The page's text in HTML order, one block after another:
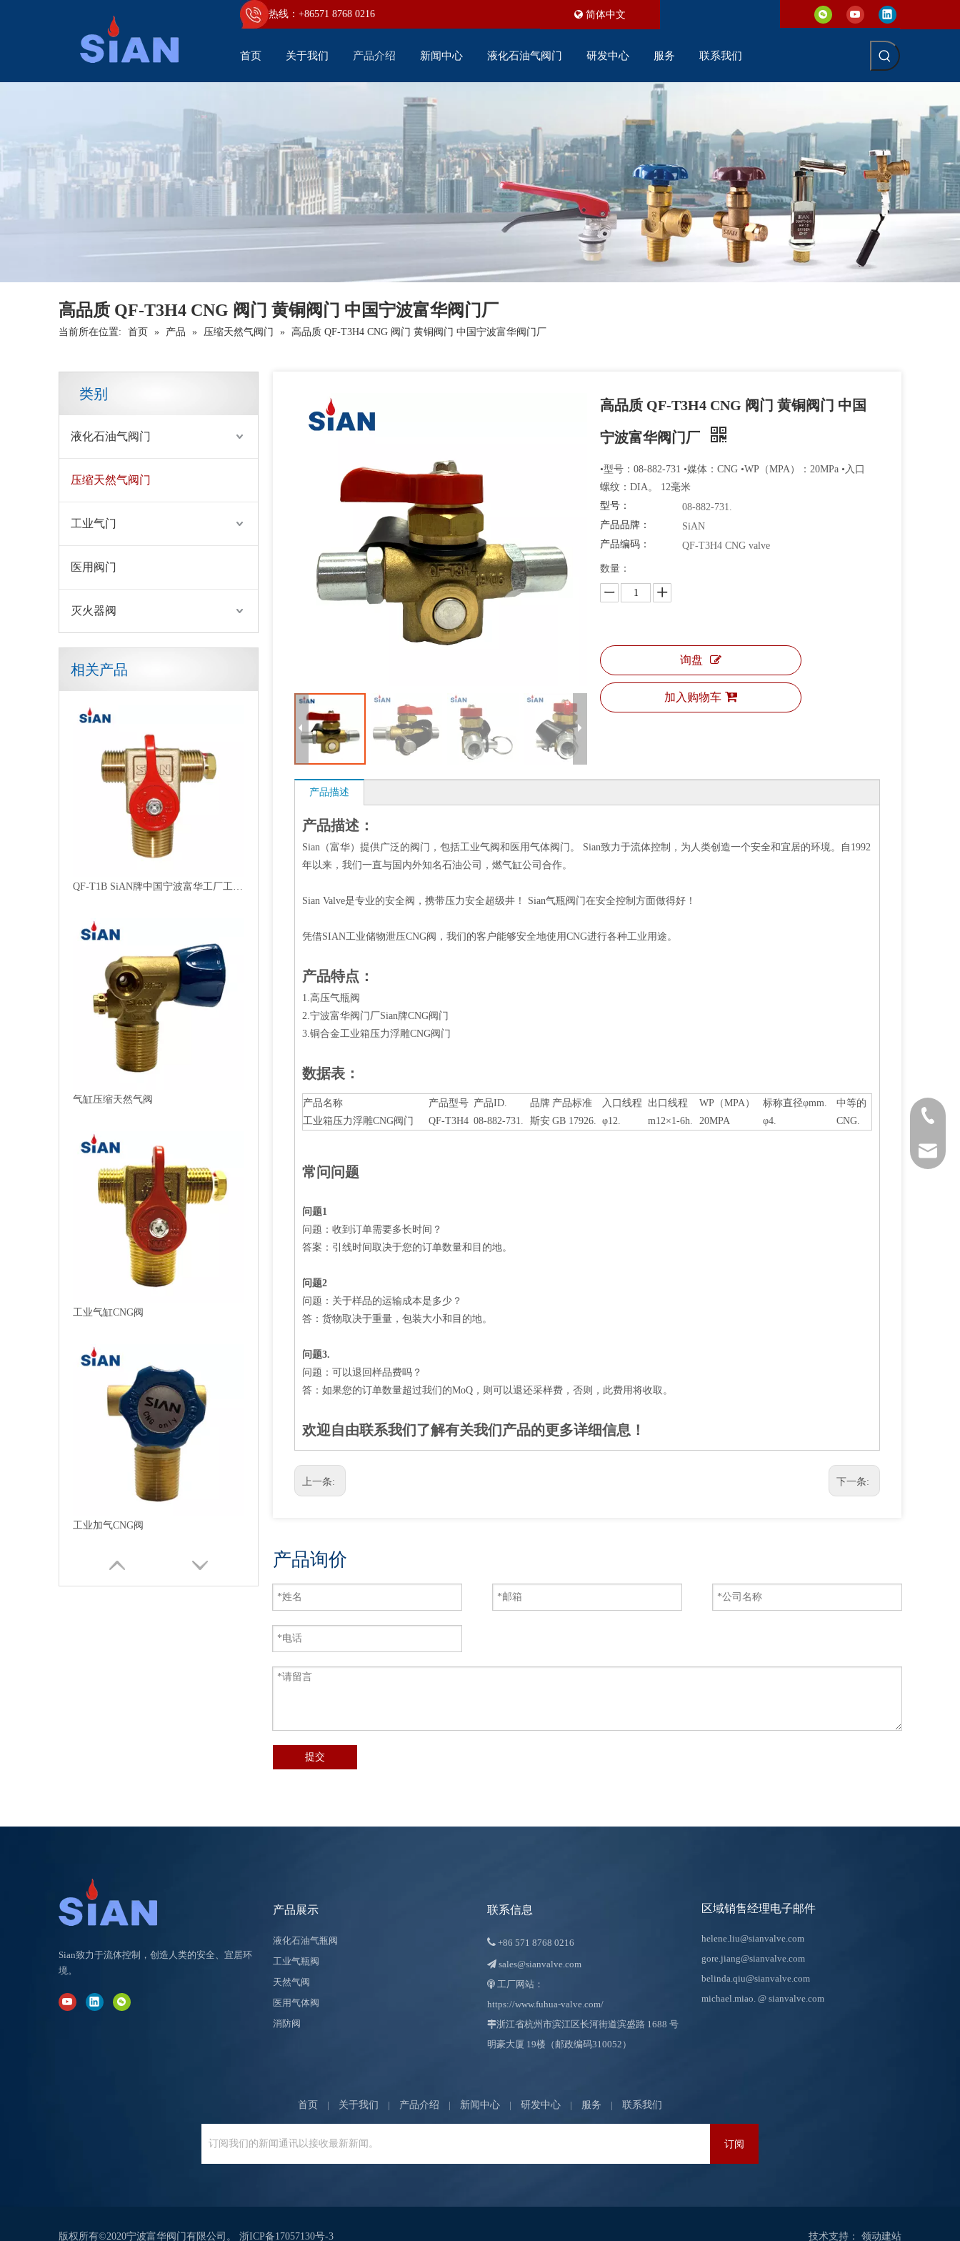
热线：+86571 8768 0216 简体中文
首页 关于我们 产品介绍 新闻中心 液化石油气阀门 研发中心 服务 联系我们
高品质 QF-T3H4 CNG 阀门 黄铜阀门 中国宁波富华阀门厂
当前所在位置: 首页 » 产品 » 压缩天然气阀门 » 高品质 QF-T3H4 CNG 阀门 黄铜阀门 中国宁波富华阀门厂
类别
液化石油气阀门
压缩天然气阀门
工业气门
医用阀门
灭火器阀
相关产品
工业罐CNG阀
气缸压缩天然气阀
工业气缸CNG阀
工业加气CNG阀
黄铜锌天然气气瓶阀
高品质 QF-T3H4 CNG 阀门 黄铜阀门 中国
宁波富华阀门厂
•型号：08-882-731 •媒体：CNG •WP（MPA）：20MPa •入口
螺纹：DIA。 12毫米
型号：
08-882-731.
产品品牌：
SiAN
产品编码：
QF-T3H4 CNG valve
数量：
询盘
加入购物车
产品描述
产品描述：
Sian（富华）提供广泛的阀门，包括工业气阀和医用气体阀门。 Sian致力于流体控制，为人类创造一个安全和宜居的环境。自1992
年以来，我们一直与国内外知名石油公司，燃气缸公司合作。
Sian Valve是专业的安全阀，携带压力安全超级井！ Sian气瓶阀门在安全控制方面做得好！
凭借SIAN工业储物泄压CNG阀，我们的客户能够安全地使用CNG进行各种工业用途。
产品特点：
1.高压气瓶阀
2.宁波富华阀门厂Sian牌CNG阀门
3.铜合金工业箱压力浮雕CNG阀门
数据表：
产品名称 产品型号 产品ID. 品牌 产品标准 入口线程 出口线程 WP（MPA） 标称直径φmm.
中等的
工业箱压力浮雕CNG阀门
QF-T3H4 08-882-731. 斯安 GB 17926. φ12. m12×1-6h. 20MPA φ4. CNG.
常问问题
问题1
问题：收到订单需要多长时间？
答案：引线时间取决于您的订单数量和目的地。
问题2
问题：关于样品的运输成本是多少？
答：货物取决于重量，包装大小和目的地。
问题3.
问题：可以退回样品费吗？
答：如果您的订单数量超过我们的MoQ，则可以退还采样费，否则，此费用将收取。
欢迎自由联系我们了解有关我们产品的更多详细信息！
上一条: 下一条:
产品询价
提交
Sian致力于流体控制，创造人类的安全、宜居环
境。
产品展示
液化石油气瓶阀
工业气瓶阀
天然气阀
医用气体阀
消防阀
+86 571
联系信息
 +86 571 8768 0216
 sales@sianvalve.com
 工厂网站：
https://www.fuhua-valve.com/
浙江省杭州市滨江区长河街道滨盛路 1688 号
明豪大厦 19楼（邮政编码310052）
区域销售经理电子邮件
helene.liu@sianvalve.com
gore.jiang@sianvalve.com
belinda.qiu@sianvalve.com
michael.miao. @ sianvalve.com
首页 | 关于我们 | 产品介绍 | 新闻中心 | 研发中心 | 服务 | 联系我们
订阅
版权所有©2020宁波富华阀门有限公司。 浙ICP备17057130号-3 技术支持： 领动建站